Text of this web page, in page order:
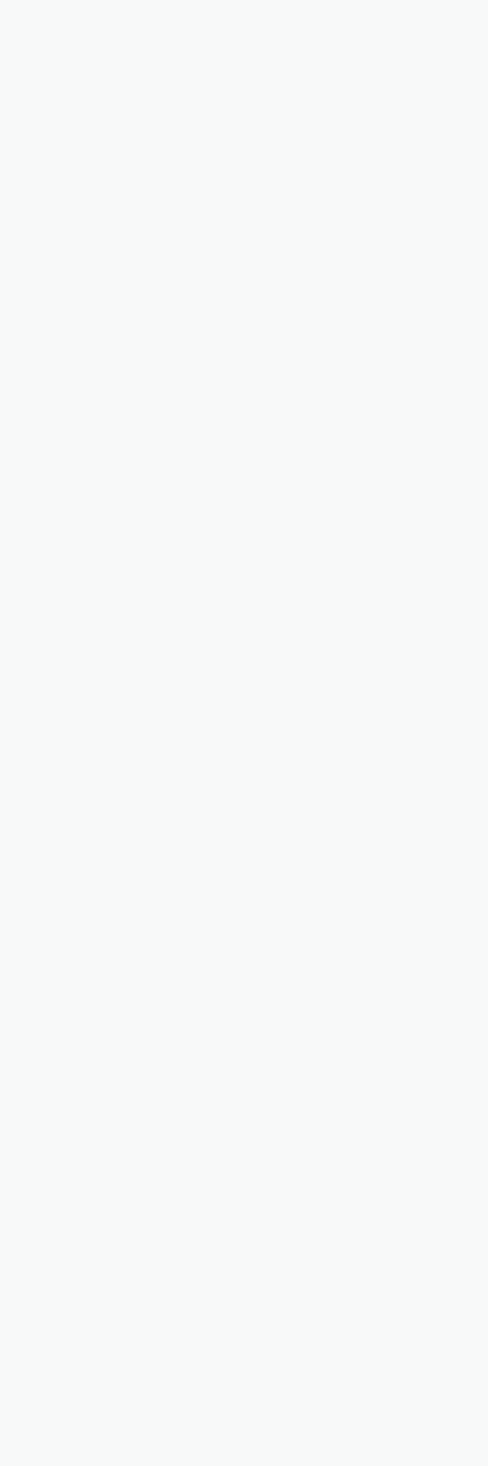
سواء كنت تبحث عن ساعات
تصنيع استثنائية وأسعار لا
“كوبون جديد” للحصول على أحدث
الترويجي عند الدفع توفير
لتتمكن من تسوق الساعات
التسوق.
اضغط على “تطبيق”.
من الجنسين عبر تقديم
تهدف كارديال إلى توفير أعلى
مما جعلها اسمًا رائدًا في
نفادها، إليك أهم النصائح:
يوميًا.
الاجتماعي لتصلك العروض الترويجية
وفروع المتجر، يمكنك التواصل